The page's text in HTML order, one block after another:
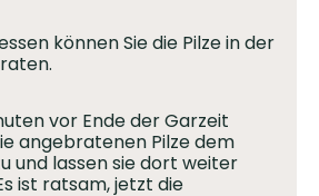
können Sie die Pilze in der
vor Ende der Garzeit
angebratenen Pilze dem
und lassen sie dort weiter
ist ratsam, jetzt die